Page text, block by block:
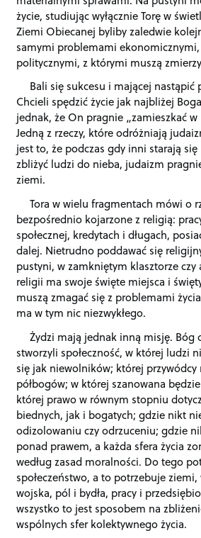
życie, studiując wyłącznie Torę w
Ziemi Obiecanej byliby zaledwie
samymi problemami ekonomicznymi,
politycznymi, z którymi muszą
Bali się sukcesu i mającej nastąpić
Chcieli spędzić życie jak najbliżej
jednak, że On pragnie „zamieszkać
Jedną z rzeczy, które odróżniają
jest to, że podczas gdy inni starają
zbliżyć ludzi do nieba, judaizm
ziemi.
Tora w wielu fragmentach mówi o
bezpośrednio kojarzone z religią:
społecznej, kredytach i długach,
dalej. Nietrudno poddawać się
pustyni, w zamkniętym klasztorze czy
religii ma swoje święte miejsca i
muszą zmagać się z problemami
ma w tym nic niezwykłego.
Żydzi mają jednak inną misję. Bóg
stworzyli społeczność, w której ludzi
się jak niewolników; której przywódcy
półbogów; w której szanowana
której prawo w równym stopniu
biednych, jak i bogatych; gdzie nikt
odizolowaniu czy odrzuceniu; gdzie
ponad prawem, a każda sfera życia
według zasad moralności. Do tego
społeczeństwo, a to potrzebuje
wojska, pól i bydła, pracy i
wszystko to jest sposobem na
wspólnych sfer kolektywnego życia.